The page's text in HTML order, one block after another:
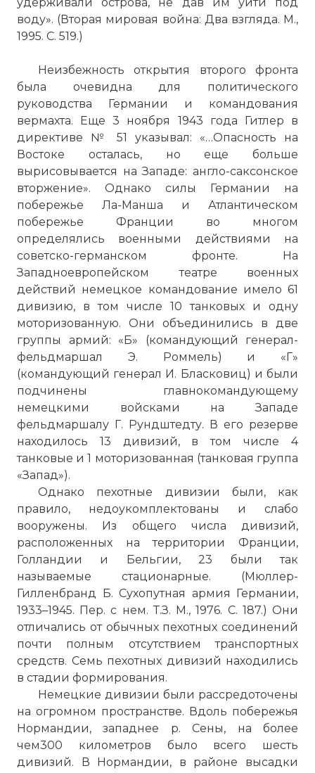
воду». (Вторая мировая война: Два взгляда. М.,
1995. С. 519.)
Неизбежность открытия второго фронта
была очевидна для политического
руководства Германии и командования
вермахта. Еще 3 ноября 1943 года Гитлер в
директиве № 51 указывал: «…Опасность на
Востоке осталась, но еще больше
вырисовывается на Западе: англо-саксонское
вторжение». Однако силы Германии на
побережье Ла-Манша и Атлантическом
побережье Франции во многом
определялись военными действиями на
советско-германском фронте. На
Западноевропейском театре военных
действий немецкое командование имело 61
дивизию, в том числе 10 танковых и одну
моторизованную. Они объединились в две
группы армий: «Б» (командующий генерал-
фельдмаршал Э. Роммель) и «Г»
(командующий генерал И. Бласковиц) и были
подчинены главнокомандующему
немецкими войсками на Западе
фельдмаршалу Г. Рундштедту. В его резерве
находилось 13 дивизий, в том числе 4
танковые и 1 моторизованная (танковая группа
«Запад»).
Однако пехотные дивизии были, как
правило, недоукомплектованы и слабо
вооружены. Из общего числа дивизий,
расположенных на территории Франции,
Голландии и Бельгии, 23 были так
называемые стационарные. (Мюллер-
Гилленбранд Б. Сухопутная армия Германии,
1933–1945. Пер. с нем. Т.З. М., 1976. С. 187.) Они
отличались от обычных пехотных соединений
почти полным отсутствием транспортных
средств. Семь пехотных дивизий находились
в стадии формирования.
Немецкие дивизии были рассредоточены
на огромном пространстве. Вдоль побережья
Нормандии, западнее р. Сены, на более
чем300 километров было всего шесть
дивизий. В Нормандии, в районе высадки